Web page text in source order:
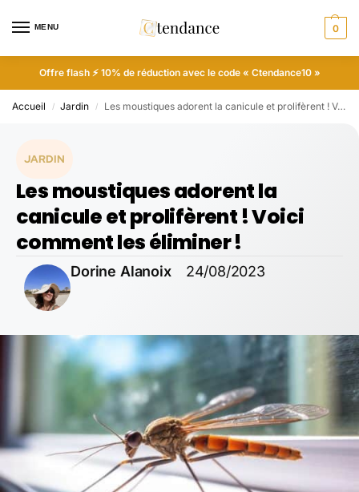
MENU 0
Offre flash ⚡ 10% de réduction avec le code « Ctendance10 »
Accueil / Jardin / Les moustiques adorent la canicule et prolifèrent ! Voici comment les éliminer !
JARDIN
Les moustiques adorent la
canicule et prolifèrent ! Voici
comment les éliminer !
Dorine Alanoix 24/08/2023